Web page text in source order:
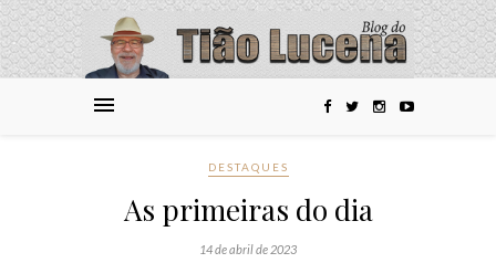
DESTAQUES
As primeiras do dia
14 de abril de 2023